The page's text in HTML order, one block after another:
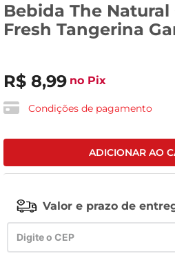
Bebida The
Fresh Tangerina
R$ 8,99 no Pix
Condições de pagamento
ADICIONAR AO
Valor e prazo de
café
cerveja
leite
vinho